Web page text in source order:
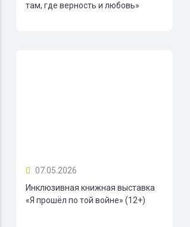
там, где верность и любовь»
07.05.2026
Инклюзивная книжная выставка
«Я прошёл по той войне» (12+)